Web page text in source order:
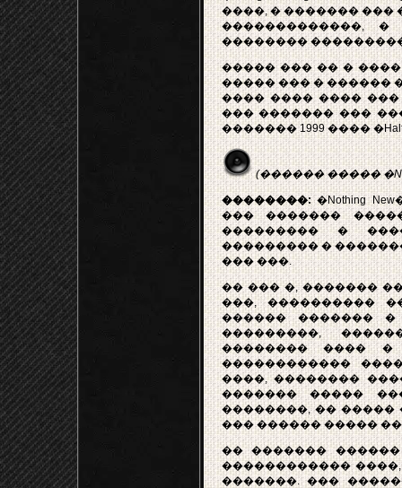
����, � ������� ���
�������������, �
��������
����� ��� �� � ����
����� ��� � ������
���� ���� ����
��� ������� ���
������� 1999 ���� �Half a
(������ �����
��������:�Nothing
��� �������
��������� �
��������� �
��� ���.
�� ��� �, �������
���, ����������
������ �������
���������,
�������� ����
������������
����, ��������
������� �����
��������, �� �����
��� ������ �����
�� ������� ������
������������
�������. ���